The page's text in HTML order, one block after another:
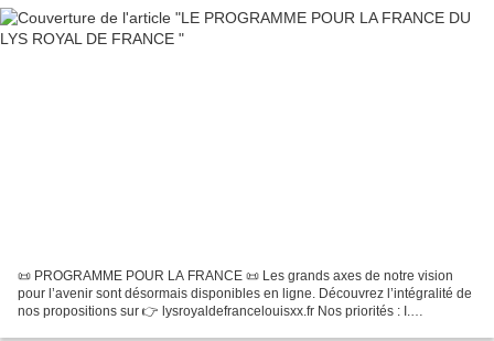
📜 PROGRAMME POUR LA FRANCE 📜 Les grands axes de notre vision
pour l’avenir sont désormais disponibles en ligne. Découvrez l’intégralité de
nos propositions sur 👉 lysroyaldefrancelouisxx.fr Nos priorités : I.